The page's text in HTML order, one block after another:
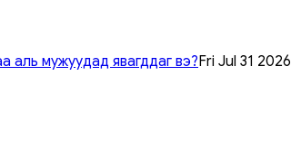
аль мужуудад явагддаг вэ?Fri Jul 31 2026